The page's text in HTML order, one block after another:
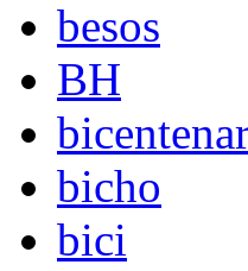
besos
BH
bicho
bici